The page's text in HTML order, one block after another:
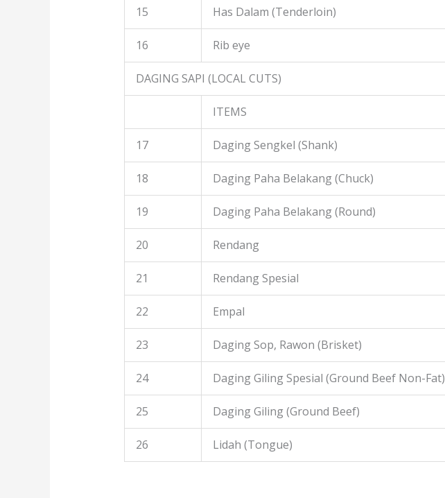
15 Has Dalam (Tenderloin)
16 Rib eye
DAGING SAPI (LOCAL CUTS)
ITEMS
17 Daging Sengkel (Shank)
18 Daging Paha Belakang (Chuck)
19 Daging Paha Belakang (Round)
20 Rendang
21 Rendang Spesial
22 Empal
23 Daging Sop, Rawon (Brisket)
24 Daging Giling Spesial (Ground Beef Non-Fat)
25 Daging Giling (Ground Beef)
26 Lidah (Tongue)